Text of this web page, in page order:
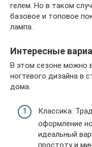
гелем. Но в таком
базовое и топовое
лампа.
Интересные
В этом сезоне можно
ногтевого дизайна в
дома.
Классика.
оформление
идеальный
простоту и